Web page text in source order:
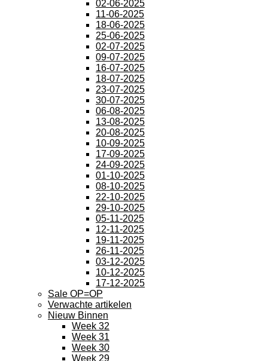
02-06-2025
11-06-2025
18-06-2025
25-06-2025
02-07-2025
09-07-2025
16-07-2025
18-07-2025
23-07-2025
30-07-2025
06-08-2025
13-08-2025
20-08-2025
10-09-2025
17-09-2025
24-09-2025
01-10-2025
08-10-2025
22-10-2025
29-10-2025
05-11-2025
12-11-2025
19-11-2025
26-11-2025
03-12-2025
10-12-2025
17-12-2025
Sale OP=OP
Verwachte artikelen
Nieuw Binnen
Week 32
Week 31
Week 30
Week 29